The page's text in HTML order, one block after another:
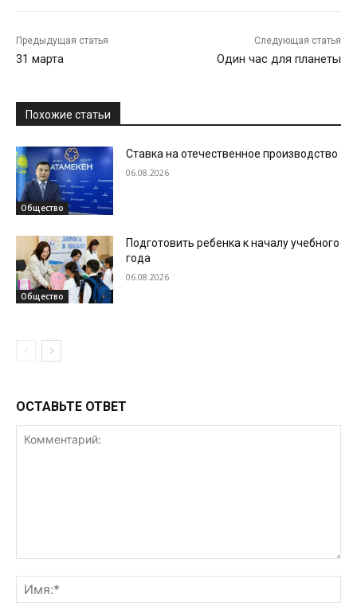
Предыдущая статья
31 марта
Следующая статья
Один час для планеты
Похожие статьи
Общество
Ставка на отечественное производство
06.08.2026
Общество
Подготовить ребенка к началу учебного
года
06.08.2026
ОСТАВЬТЕ ОТВЕТ